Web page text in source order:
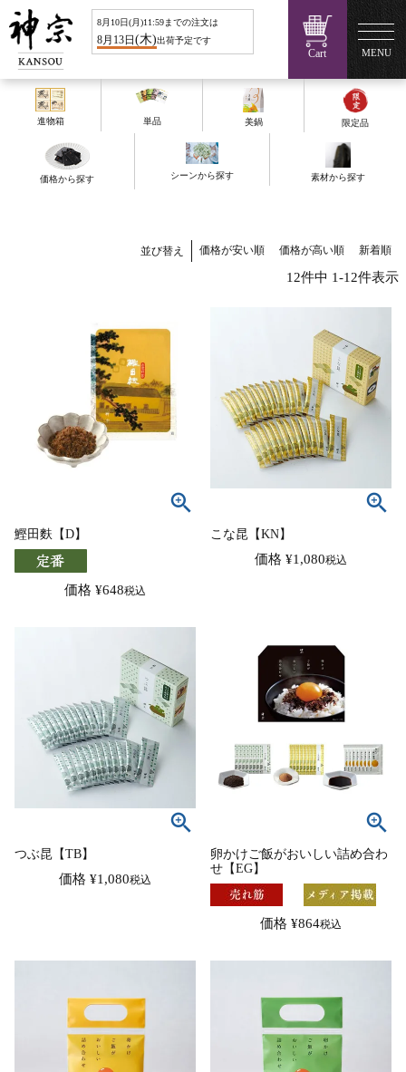
8月 10日(月)11:59までの注文は
8月 13日 (木)出荷予定です
Cart MENU
進物箱 単品 美鍋 限定品
価格から探す シーンから探す 素材から探す
並び替え 価格が安い順 価格が高い順 新着順
12件中 1-12件表示
鰹田麩【D】
価格 ¥648税込
こな昆【KN】
価格 ¥1,080税込
つぶ昆【TB】
価格 ¥1,080税込
卵かけご飯がおいしい詰め合わ
せ【EG】
価格 ¥864税込